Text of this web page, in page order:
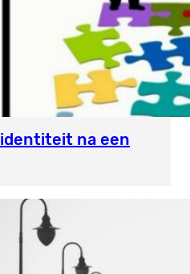
na een